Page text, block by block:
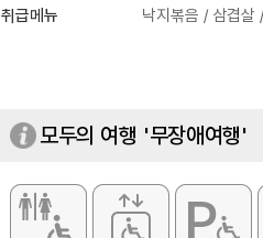
취급메뉴
낙지볶음 / 삼겹살
모두의 여행 '무장애여행'